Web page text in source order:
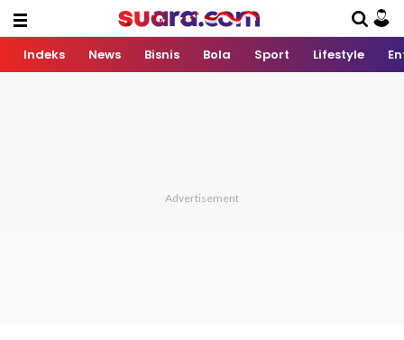
Indeks News Bisnis Bola Sport Lifestyle